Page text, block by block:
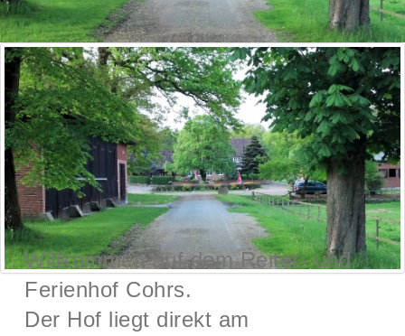
Willkommen auf dem Reiter- und
Ferienhof Cohrs.
Der Hof liegt direkt am